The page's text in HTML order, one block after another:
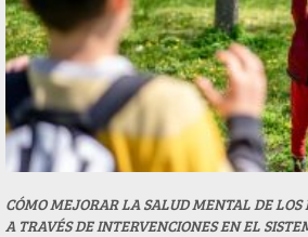
CÓMO MEJORAR LA SALUD MENTAL DE LOS
A TRAVÉS DE INTERVENCIONES EN EL